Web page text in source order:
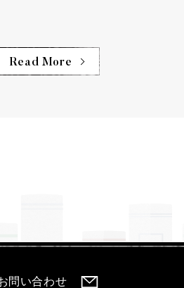
Read More
問い合わせ